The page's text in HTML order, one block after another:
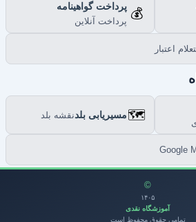
💰 پرداخت گواهینامه
پرداخت آنلاین
اعتبار
🗺️مسیریابی بلدنقشه بلد
۱۴۰۵
آموزشگاه نقدی
تمامی حقوق محفوظ است